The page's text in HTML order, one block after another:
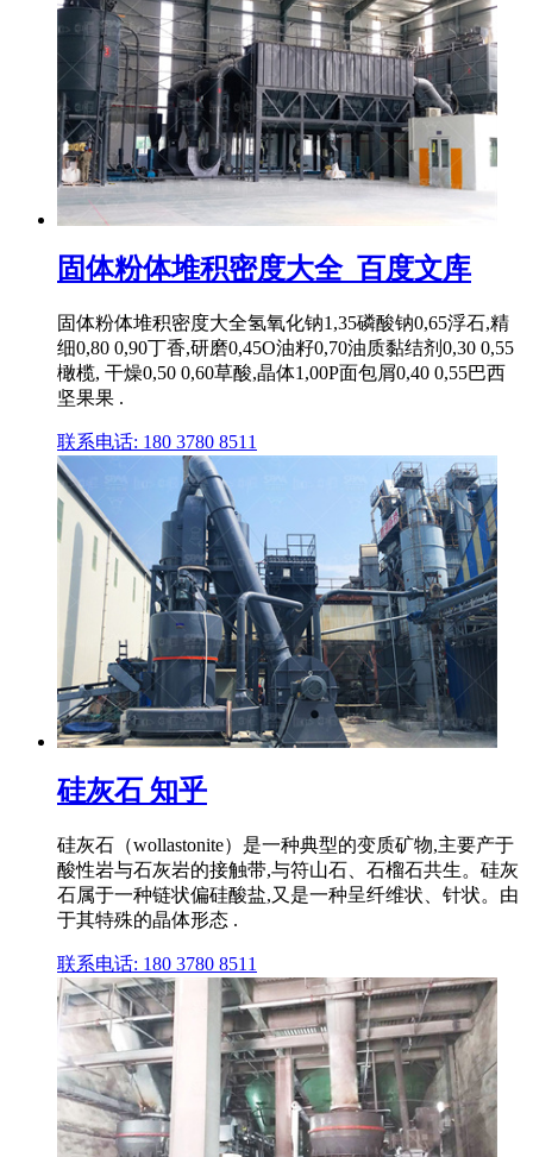
固体粉体堆积密度大全_百度文库
固体粉体堆积密度大全氢氧化钠1,35磷酸钠0,65浮石,精
细0,80 0,90丁香,研磨0,45O油籽0,70油质黏结剂0,30 0,55
橄榄, 干燥0,50 0,60草酸,晶体1,00P面包屑0,40 0,55巴西
坚果果 .
联系电话: 180 3780 8511
硅灰石 知乎
硅灰石（wollastonite）是一种典型的变质矿物,主要产于
酸性岩与石灰岩的接触带,与符山石、石榴石共生。硅灰
石属于一种链状偏硅酸盐,又是一种呈纤维状、针状。由
于其特殊的晶体形态 .
联系电话: 180 3780 8511